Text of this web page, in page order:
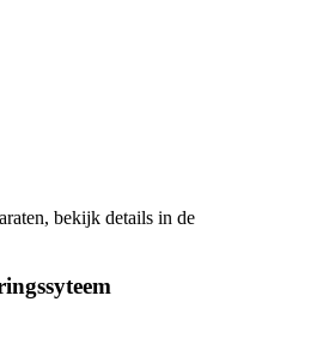
bekijk details in de